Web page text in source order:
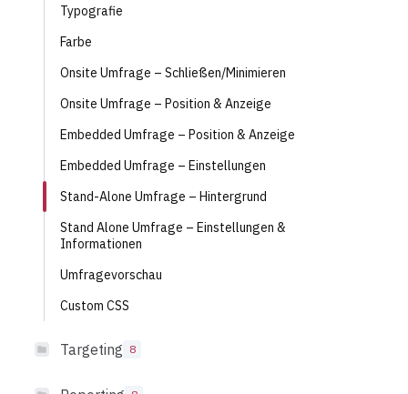
Typografie
Farbe
Onsite Umfrage – Schließen/Minimieren
Onsite Umfrage – Position & Anzeige
Embedded Umfrage – Position & Anzeige
Embedded Umfrage – Einstellungen
Stand-Alone Umfrage – Hintergrund
Stand Alone Umfrage – Einstellungen &
Informationen
Umfragevorschau
Custom CSS
Targeting 8